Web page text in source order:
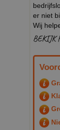
er niet
Wij
BEKIJK